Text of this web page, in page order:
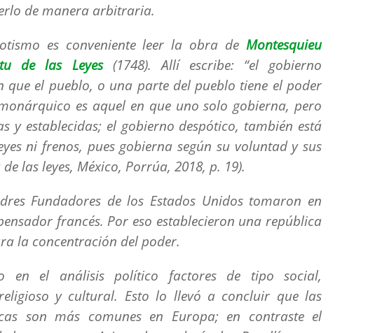
de manera arbitraria.
es conveniente leer la obra de Montesquieu
de las Leyes(1748). Allí escribe: “el gobierno
que el pueblo, o una parte del pueblo tiene el poder
es aquel en que uno solo gobierna, pero
y establecidas; el gobierno despótico, también está
ni frenos, pues gobierna según su voluntad y sus
las leyes, México, Porrúa, 2018, p. 19).
Fundadores de los Estados Unidos tomaron en
francés. Por eso establecieron una república
la concentración del poder.
en el análisis político factores de tipo social,
y cultural. Esto lo llevó a concluir que las
son más comunes en Europa; en contraste el